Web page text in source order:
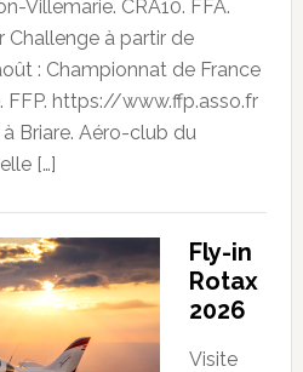
Villemarie. CRA10. FFA.
Challenge à partir de
: Championnat de France
FFP. https://www.ffp.asso.fr
Briare. Aéro-club du
[…]
Fly-in
Rotax
2026
Visite